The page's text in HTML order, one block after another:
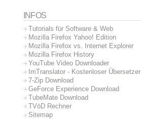
INFOS
Tutorials für Software & Web
Mozilla Firefox Yahoo! Edition
Mozilla Firefox vs. Internet Explorer
Mozilla Firefox History
YouTube Video Downloader
ImTranslator - Kostenloser Übersetzer
7-Zip Download
GeForce Experience Download
TubeMate Download
TVöD Rechner
Sitemap